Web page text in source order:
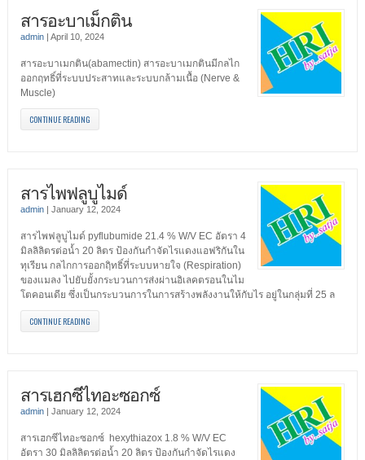
สารอะบาเม็กติน
admin| April 10, 2024
สารอะบาเมกติน(abamectin) สารอะบาเมกตินมีกลไก
ออกฤทธิ์ที่ระบบประสาทและระบบกล้ามเนื้อ (Nerve &
Muscle)
CONTINUE READING
สารไพฟลูบูไมด์
admin| January 12, 2024
สารไพฟลูบูไมด์ pyflubumide 21.4 % W/V EC อัตรา 4
มิลลิลิตรต่อน้ำ 20 ลิตร ป้องกันกำจัดไรแดงแอฟริกันใน
ทุเรียน กลไกการออกฤิทธิ์ที่ระบบหายใจ (Respiration)
ของแมลง ไปยับยั้งกระบวนการส่งผ่านอิเลคตรอนในไม
โตคอนเดีย ซึ่งเป็นกระบวนการในการสร้างพลังงานให้กับไร อยู่ในกลุ่มที่ 25 ล
CONTINUE READING
สารเฮกซีไทอะซอกซ์
admin| January 12, 2024
สารเฮกซีไทอะซอกซ์ hexythiazox 1.8 % W/V EC
อัตรา 30 มิลลิลิตรต่อน้ำ 20 ลิตร ป้องกันกำจัดไรแดง